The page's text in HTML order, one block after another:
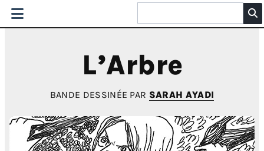
L’Arbre
BANDE DESSINÉE PAR SARAH AYADI